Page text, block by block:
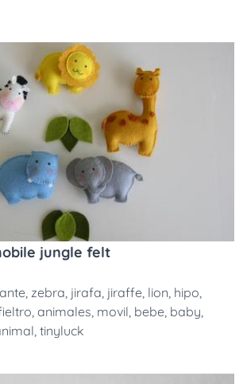
jungle felt
, zebra, jirafa, jiraffe, lion, hipo,
, animales, movil, bebe, baby,
, tinyluck